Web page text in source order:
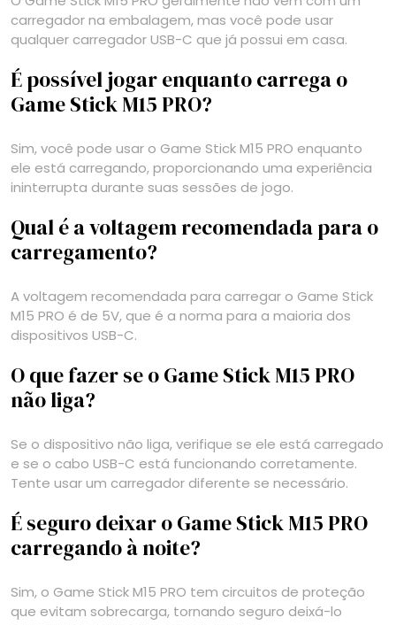
carregador na embalagem, mas você pode usar
qualquer carregador USB-C que já possui em casa.
É possível jogar enquanto carrega o
Game Stick M15 PRO?
Sim, você pode usar o Game Stick M15 PRO enquanto
ele está carregando, proporcionando uma experiência
ininterrupta durante suas sessões de jogo.
Qual é a voltagem recomendada para o
carregamento?
A voltagem recomendada para carregar o Game Stick
M15 PRO é de 5V, que é a norma para a maioria dos
dispositivos USB-C.
O que fazer se o Game Stick M15 PRO
não liga?
Se o dispositivo não liga, verifique se ele está carregado
e se o cabo USB-C está funcionando corretamente.
Tente usar um carregador diferente se necessário.
É seguro deixar o Game Stick M15 PRO
carregando à noite?
Sim, o Game Stick M15 PRO tem circuitos de proteção
que evitam sobrecarga, tornando seguro deixá-lo